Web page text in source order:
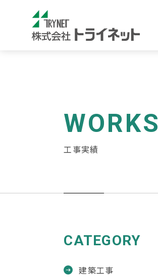
WORKS
工事実績
CATEGORY
建築工事